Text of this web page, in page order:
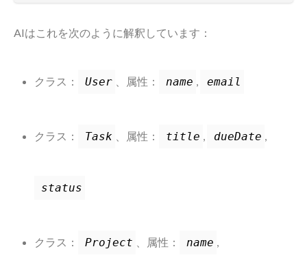
AIはこれを次のように解釈しています：
クラス： User 、属性： name , email
クラス： Task 、属性： title , dueDate ,
status
クラス： Project 、属性： name ,